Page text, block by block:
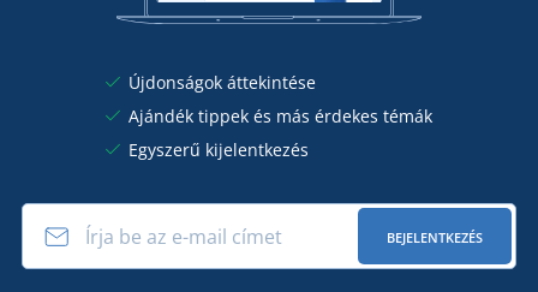
Újdonságok áttekintése
Ajándék tippek és más érdekes témák
Egyszerű kijelentkezés
BEJELENTKEZÉS